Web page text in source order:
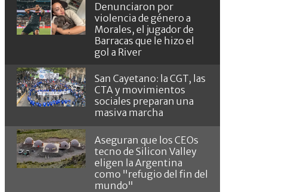
Denunciaron por
violencia de género a
Morales, el jugador de
Barracas que le hizo el
gol a River
San Cayetano: la CGT, las
CTA y movimientos
sociales preparan una
masiva marcha
Aseguran que los CEOs
tecno de Silicon Valley
eligen la Argentina
como "refugio del fin del
mundo"